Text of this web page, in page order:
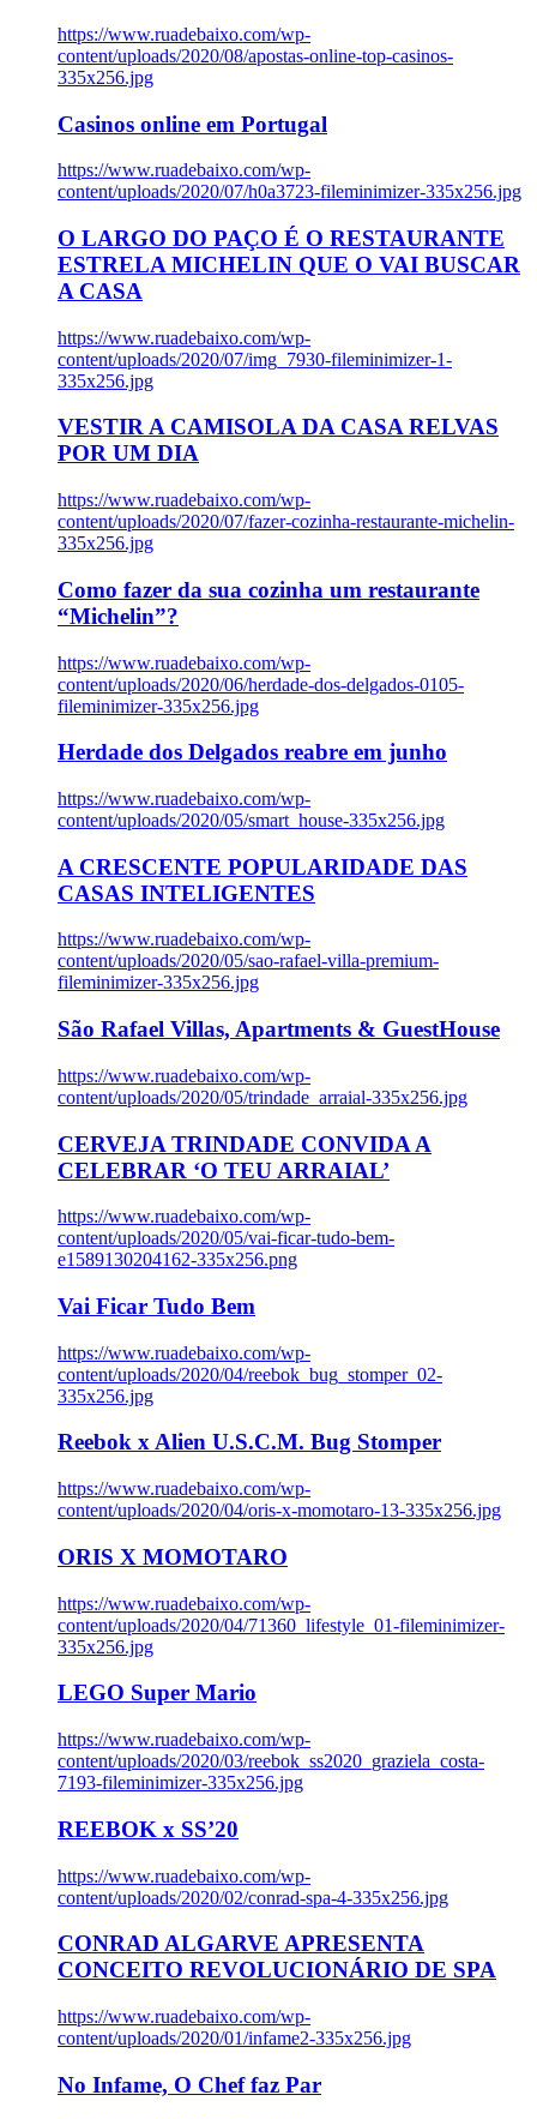
https://www.ruadebaixo.com/wp-
content/uploads/2020/08/apostas-online-top-casinos-
335x256.jpg
Casinos online em Portugal
https://www.ruadebaixo.com/wp-
content/uploads/2020/07/h0a3723-fileminimizer-335x256.jpg
O LARGO DO PAÇO É O RESTAURANTE
ESTRELA MICHELIN QUE O VAI BUSCAR
A CASA
https://www.ruadebaixo.com/wp-
content/uploads/2020/07/img_7930-fileminimizer-1-
335x256.jpg
VESTIR A CAMISOLA DA CASA RELVAS
POR UM DIA
https://www.ruadebaixo.com/wp-
content/uploads/2020/07/fazer-cozinha-restaurante-michelin-
335x256.jpg
Como fazer da sua cozinha um restaurante
“Michelin”?
https://www.ruadebaixo.com/wp-
content/uploads/2020/06/herdade-dos-delgados-0105-
fileminimizer-335x256.jpg
Herdade dos Delgados reabre em junho
https://www.ruadebaixo.com/wp-
content/uploads/2020/05/smart_house-335x256.jpg
A CRESCENTE POPULARIDADE DAS
CASAS INTELIGENTES
https://www.ruadebaixo.com/wp-
content/uploads/2020/05/sao-rafael-villa-premium-
fileminimizer-335x256.jpg
São Rafael Villas, Apartments & GuestHouse
https://www.ruadebaixo.com/wp-
content/uploads/2020/05/trindade_arraial-335x256.jpg
CERVEJA TRINDADE CONVIDA A
CELEBRAR ‘O TEU ARRAIAL’
https://www.ruadebaixo.com/wp-
content/uploads/2020/05/vai-ficar-tudo-bem-
e1589130204162-335x256.png
Vai Ficar Tudo Bem
https://www.ruadebaixo.com/wp-
content/uploads/2020/04/reebok_bug_stomper_02-
335x256.jpg
Reebok x Alien U.S.C.M. Bug Stomper
https://www.ruadebaixo.com/wp-
content/uploads/2020/04/oris-x-momotaro-13-335x256.jpg
ORIS X MOMOTARO
https://www.ruadebaixo.com/wp-
content/uploads/2020/04/71360_lifestyle_01-fileminimizer-
335x256.jpg
LEGO Super Mario
https://www.ruadebaixo.com/wp-
content/uploads/2020/03/reebok_ss2020_graziela_costa-
7193-fileminimizer-335x256.jpg
REEBOK x SS’20
https://www.ruadebaixo.com/wp-
content/uploads/2020/02/conrad-spa-4-335x256.jpg
CONRAD ALGARVE APRESENTA
CONCEITO REVOLUCIONÁRIO DE SPA
https://www.ruadebaixo.com/wp-
content/uploads/2020/01/infame2-335x256.jpg
No Infame, O Chef faz Par